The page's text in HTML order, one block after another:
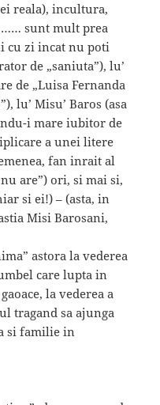
reala), incultura,
…… sunt mult prea
cu zi incat nu poti
de „saniuta”), lu’
de „Luisa Fernanda
lu’ Misu’ Baros (asa
i mare iubitor de
a unei litere
fan inrait al
are”) ori, si mai si,
si ei!) – (asta, in
Misi Barosani,
astora la vederea
care lupta in
la vederea a
tragand sa ajunga
si familie in